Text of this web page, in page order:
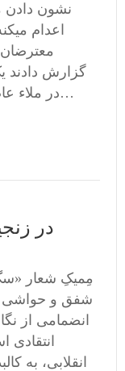
نشون دادن
اعدام
در ملاء عام اعدام شد…حکومت اسلامی گفت…
در
مِمیکِ شعار
شفق و حواشی
انضمامی از
انتقادی
انقلابی، به